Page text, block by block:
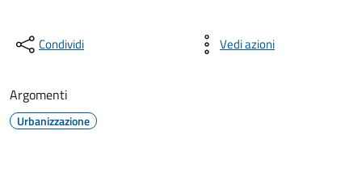
Condividi Vedi azioni
Argomenti
Urbanizzazione